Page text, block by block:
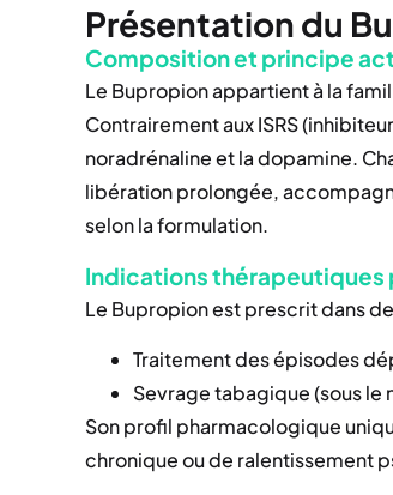
Présentation du
Composition et principe
Le Bupropion appartient à la
Contrairement aux ISRS
noradrénaline et la dopamine.
libération prolongée,
selon la formulation.
Indications thérapeutiques
Le Bupropion est prescrit dans
Traitement des épisodes
Sevrage tabagique (sous
Son profil pharmacologique
chronique ou de ralentissement